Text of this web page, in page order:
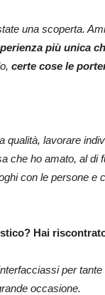
una scoperta.
più unica
certe cose le
qualità, lavorare
che ho amato, al di
con le persone e
Hai
per
occasione.